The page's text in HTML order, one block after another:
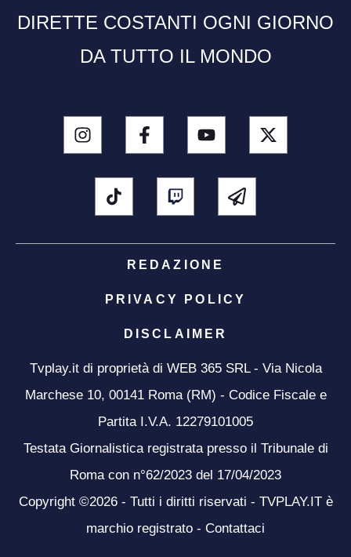
DIRETTE COSTANTI OGNI GIORNO
DA TUTTO IL MONDO
REDAZIONE
PRIVACY POLICY
DISCLAIMER
Tvplay.it di proprietà di WEB 365 SRL - Via Nicola
Marchese 10, 00141 Roma (RM) - Codice Fiscale e
Partita I.V.A. 12279101005
Testata Giornalistica registrata presso il Tribunale di
Roma con n°62/2023 del 17/04/2023
Copyright ©2026 - Tutti i diritti riservati - TVPLAY.IT è
marchio registrato - Contattaci